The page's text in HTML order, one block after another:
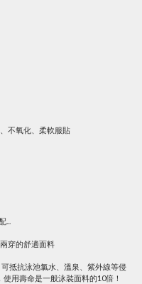
不氧化、柔軟服貼
穿的舒適面料
抵抗泳池氯水、溫泉、紫外線等侵
用壽命是一般泳裝面料的10倍！